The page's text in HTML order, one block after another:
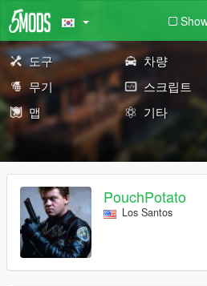
도구 차량
무기
스크립트
맵
기타
PouchPotato
Los Santos